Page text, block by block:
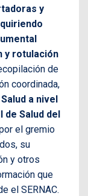
y
y rotulación
de
coordinada,
a nivel
de Salud del
el gremio
su
y otros
que
el SERNAC.